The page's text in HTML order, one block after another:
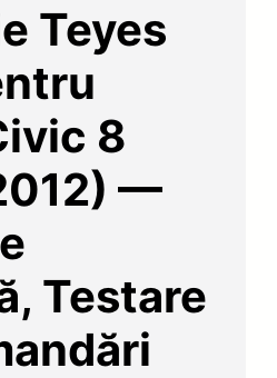
Teyes
8
—
Testare